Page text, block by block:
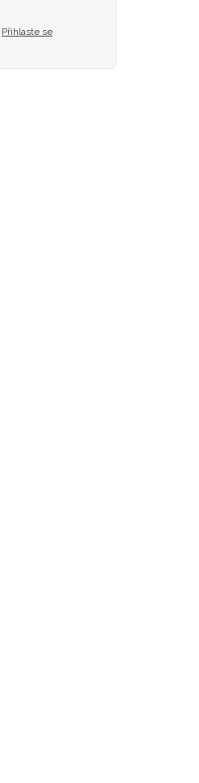
Přihlaste se